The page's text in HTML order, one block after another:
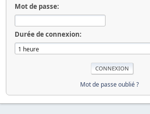
Mot de passe:
Durée de connexion:
Mot de passe oublié ?